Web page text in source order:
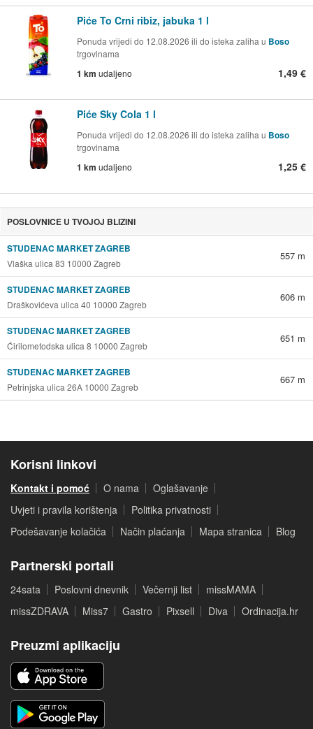
Piće To Crni ribiz, jabuka 1 l
Ponuda vrijedi do 12.08.2026 ili do isteka zaliha u Boso
trgovinama
1 km udaljeno 1,49 €
Piće Sky Cola 1 l
Ponuda vrijedi do 12.08.2026 ili do isteka zaliha u Boso
trgovinama
1 km udaljeno 1,25 €
POSLOVNICE U TVOJOJ BLIZINI
STUDENAC MARKET ZAGREB
Vlaška ulica 83 10000 Zagreb
557 m
STUDENAC MARKET ZAGREB
Draškovićeva ulica 40 10000 Zagreb
606 m
STUDENAC MARKET ZAGREB
Ćirilometodska ulica 8 10000 Zagreb
651 m
STUDENAC MARKET ZAGREB
Petrinjska ulica 26A 10000 Zagreb
667 m
Korisni linkovi
Kontakt i pomoć O nama
Oglašavanje
Uvjeti i pravila korištenja
Politika privatnosti
Podešavanje kolačića
Način plaćanja Mapa stranica Blog
Partnerski portali
24sata Poslovni dnevnik Večernji list
missMAMA
missZDRAVA
Miss7 Gastro Pixsell Diva Ordinacija.hr
Preuzmi aplikaciju